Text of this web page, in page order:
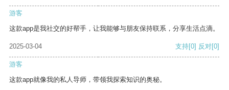
游客
这款app是我社交的好帮手，让我能够与朋友保持联系，分享生活点滴。
2025-03-04 支持[0] 反对[0]
游客
这款app就像我的私人导师，带领我探索知识的奥秘。